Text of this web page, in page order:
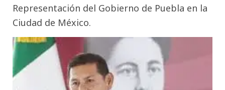
Representación del Gobierno de Puebla en la
Ciudad de México.